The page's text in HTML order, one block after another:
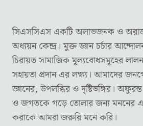
সিএসসিএস একটি অলাভজনক ও
অধ্যয়ন কেন্দ্র। মুক্ত জ্ঞান চর্চার
চিরায়ত সামাজিক মূল্যবোধসমূহের
সহায়তা প্রদান এর লক্ষ্য। আমাদের
জ্ঞানের, উপলব্ধির ও দৃষ্টিভঙ্গির।
ও জগতকে গড়ে তোলার জন্য মননের
করাকে আমরা জরুরি মনে করি।